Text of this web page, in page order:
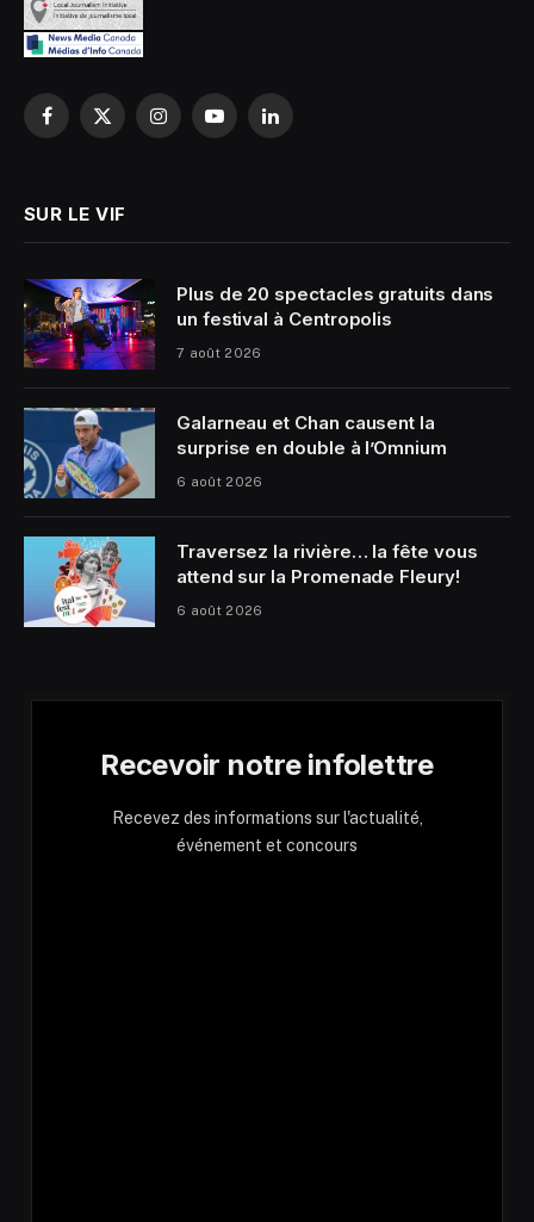
Facebook
X
InstagramYouTubeLinkedIn
SUR LE VIF
Plus de 20 spectacles gratuits dans
un festival à Centropolis
7 août 2026
Galarneau et Chan causent la
surprise en double à l’Omnium
6 août 2026
Traversez la rivière… la fête vous
attend sur la Promenade Fleury!
6 août 2026
Recevoir notre infolettre
Recevez des informations sur l'actualité,
événement et concours